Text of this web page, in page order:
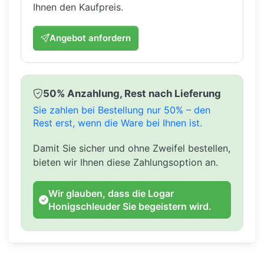
Ihnen den Kaufpreis.
Angebot anfordern
50% Anzahlung, Rest nach Lieferung
Sie zahlen bei Bestellung nur 50% – den
Rest erst, wenn die Ware bei Ihnen ist.
Damit Sie sicher und ohne Zweifel bestellen,
bieten wir Ihnen diese Zahlungsoption an.
Wir glauben, dass die Logar
Honigschleuder Sie begeistern wird.